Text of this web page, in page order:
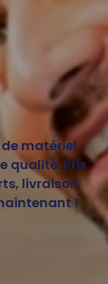
matériel
qualité. Prix
livraison
!